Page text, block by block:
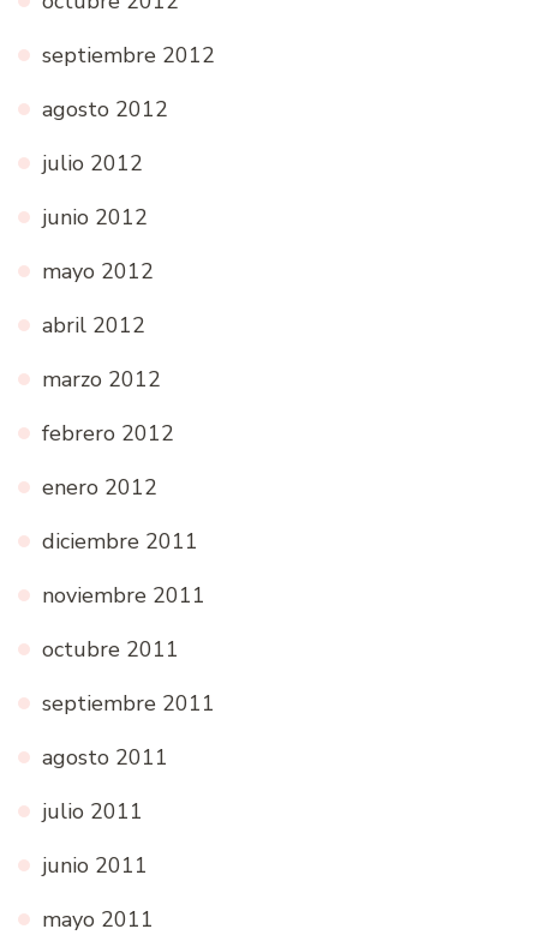
septiembre 2012
agosto 2012
julio 2012
junio 2012
mayo 2012
abril 2012
marzo 2012
febrero 2012
enero 2012
diciembre 2011
noviembre 2011
octubre 2011
septiembre 2011
agosto 2011
julio 2011
junio 2011
mayo 2011